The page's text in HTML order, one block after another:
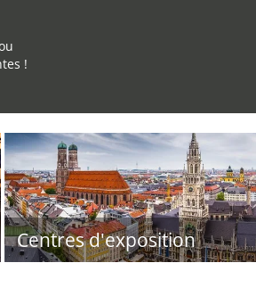
!
Centres d'exposition